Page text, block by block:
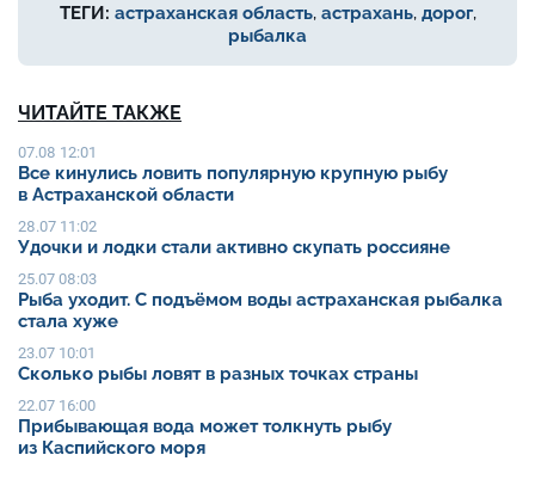
ТЕГИ: астраханская область, астрахань, дорог,
рыбалка
ЧИТАЙТЕ ТАКЖЕ
07.08 12:01
Все кинулись ловить популярную крупную рыбу
в Астраханской области
28.07 11:02
Удочки и лодки стали активно скупать россияне
25.07 08:03
Рыба уходит. С подъёмом воды астраханская рыбалка
стала хуже
23.07 10:01
Сколько рыбы ловят в разных точках страны
22.07 16:00
Прибывающая вода может толкнуть рыбу
из Каспийского моря